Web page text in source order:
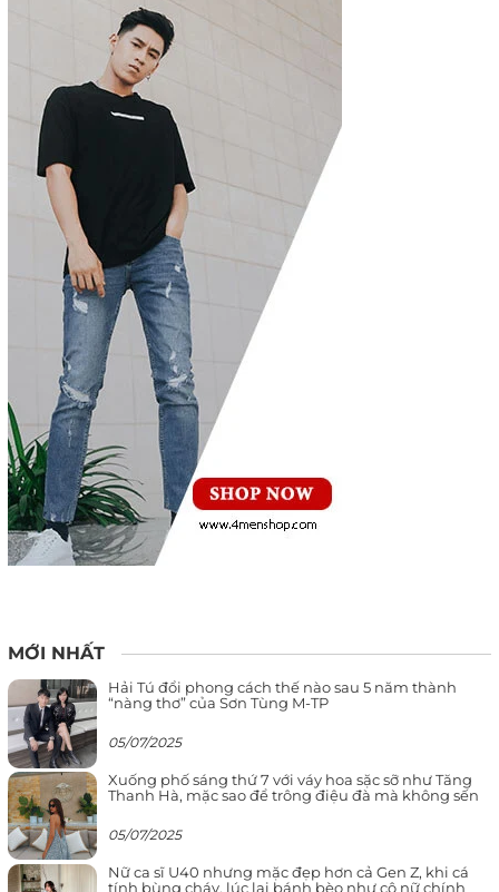
MỚI NHẤT
Hải Tú đổi phong cách thế nào sau 5 năm thành
“nàng thơ” của Sơn Tùng M-TP
05/07/2025
Xuống phố sáng thứ 7 với váy hoa sặc sỡ như Tăng
Thanh Hà, mặc sao để trông điệu đà mà không sến
05/07/2025
Nữ ca sĩ U40 nhưng mặc đẹp hơn cả Gen Z, khi cá
tính bùng cháy, lúc lại bánh bèo như cô nữ chính